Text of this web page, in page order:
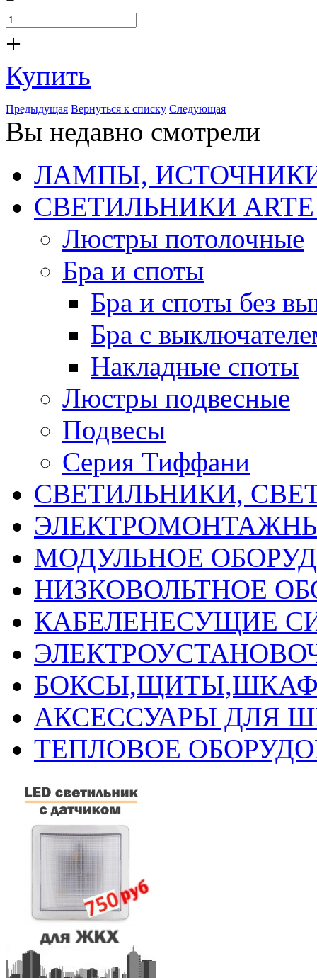
+
Купить
Предыдущая Вернуться к списку Следующая
Вы недавно смотрели
ЛАМПЫ,
СВЕТИЛЬНИКИ ARTE
Люстры потолочные
Бра и споты
Бра и споты без
Бра с
Накладные споты
Люстры подвесные
Подвесы
Серия Тиффани
СВЕТИЛЬНИКИ,
МОДУЛЬНОЕ
НИЗКОВОЛЬТНОЕ
КАБЕЛЕНЕСУЩИЕ
АКСЕССУАРЫ ДЛЯ
ТЕПЛОВОЕ